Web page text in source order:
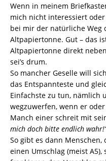
Wenn in meinem
mich nicht interessiert
bei mir der natürliche Weg
Altpapiertonne. Gut – das
Altpapiertonne direkt
sei’s drum.
So mancher Geselle will
das Entspannteste und
Einfachste zu tun, nämlich
wegzuwerfen, wenn er
Manch einer schreit mit
mich doch bitte endlich
So gibt es dann
einen Umschlag (meist